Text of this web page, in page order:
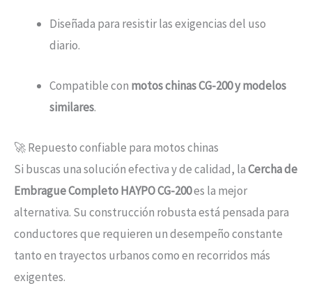
Diseñada para resistir las exigencias del uso
diario.
Compatible con motos chinas CG-200 y modelos
similares.
🚀 Repuesto confiable para motos chinas
Si buscas una solución efectiva y de calidad, laCercha de
Embrague Completo HAYPO CG-200es la mejor
alternativa. Su construcción robusta está pensada para
conductores que requieren un desempeño constante
tanto en trayectos urbanos como en recorridos más
exigentes.